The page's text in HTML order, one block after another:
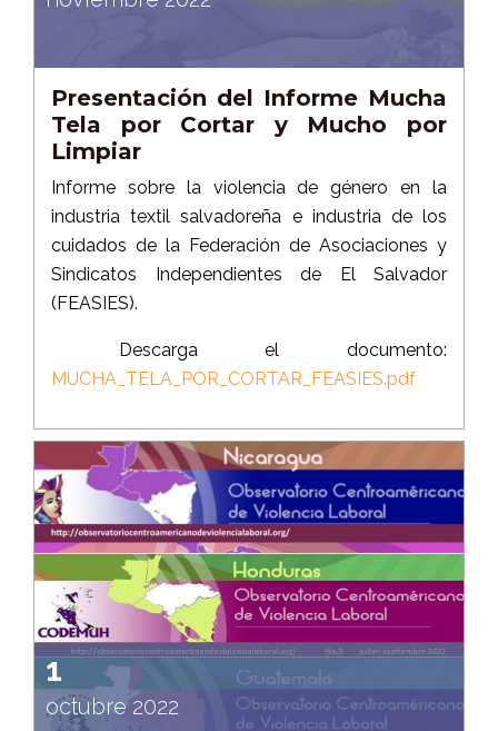
Presentación del Informe Mucha
Tela por Cortar y Mucho por
Limpiar
Informe sobre la violencia de género en la
industria textil salvadoreña e industria de los
cuidados de la Federación de Asociaciones y
Sindicatos Independientes de El Salvador
(FEASIES).
Descarga el documento:
MUCHA_TELA_POR_CORTAR_FEASIES.pdf
1
octubre 2022